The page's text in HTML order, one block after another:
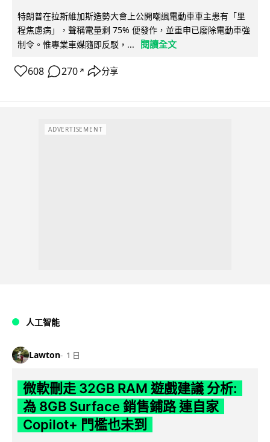
特朗普在拉斯維加斯造勢大會上公開嘲諷電動車車主患有「里
程焦慮病」，聲稱電量剩 75% 便發作，並重申已廢除電動車強
制令。惟專業車媒隨即反駁，...
閱讀全文
608 270 ↗ 分享
ADVERTISEMENT
人工智能
Lawton 1 日
微軟刪走 32GB RAM 遊戲建議 分析:
為 8GB Surface 銷售鋪路 連自家
Copilot+ 門檻也未到